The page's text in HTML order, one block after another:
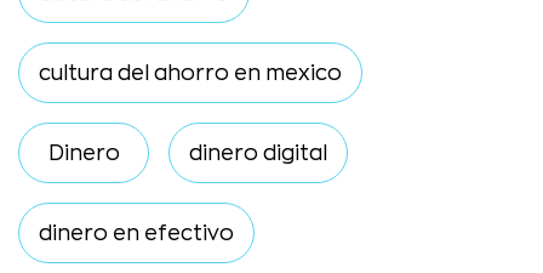
cultura del ahorro en mexico
Dinero dinero digital
dinero en efectivo